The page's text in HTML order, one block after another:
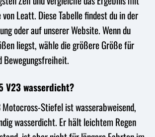
Leatt. Diese Tabelle findest du in der
oder auf unserer Website. Wenn du
liegst, wähle die größere Größe für
V23 wasserdicht?
Stiefel ist wasserabweisend,
wasserdicht. Er hält leichtem Regen